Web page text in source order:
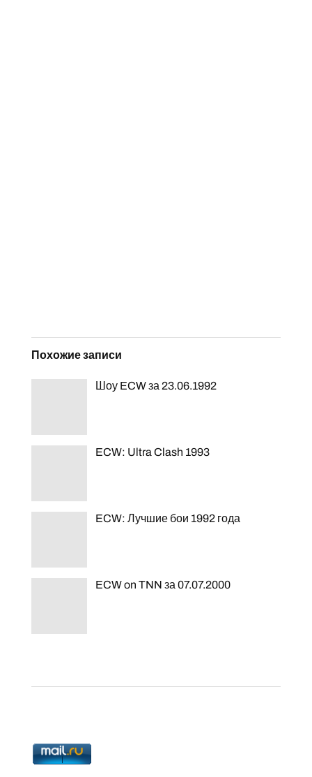
Похожие записи
Шоу ECW за 23.06.1992
ECW: Ultra Clash 1993
ECW: Лучшие бои 1992 года
ECW on TNN за 07.07.2000